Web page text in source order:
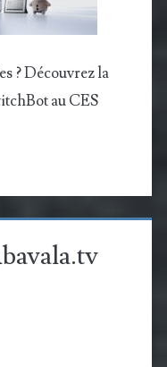
? Découvrez la
au CES